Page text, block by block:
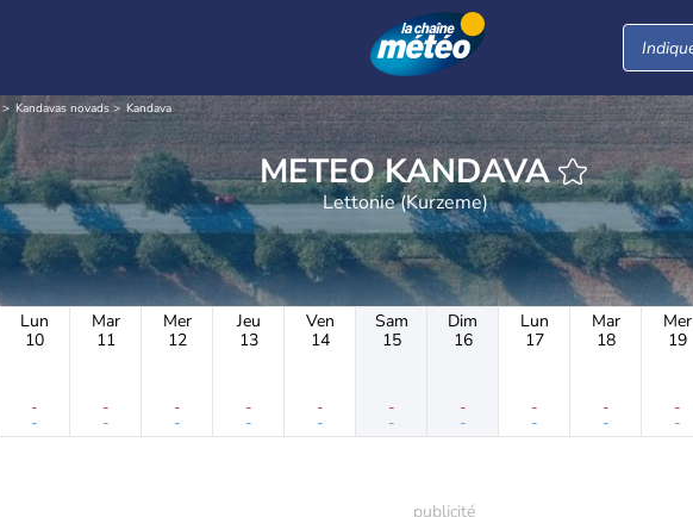
Kandavas novads Kandava
METEO KANDAVA
Lettonie (Kurzeme)
Lun
10
-
-
Mar
11
-
-
Mer
12
-
-
Jeu
13
-
-
Ven
14
-
-
Sam
15
-
-
Dim
16
-
-
Lun
17
-
-
Mar
18
-
-
Mer
19
-
-